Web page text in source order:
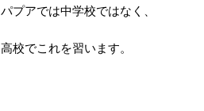
パプアでは中学校ではなく、
高校でこれを習います。